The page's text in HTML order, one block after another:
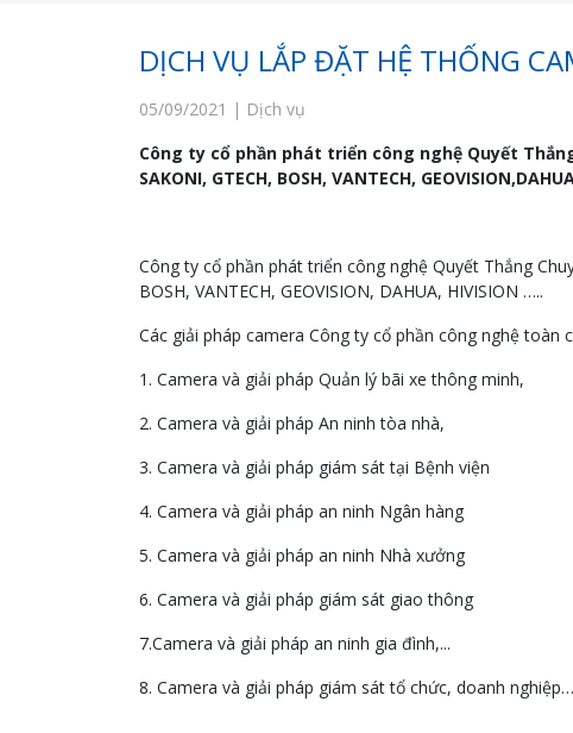
DỊCH VỤ LẮP ĐẶT HỆ THỐNG
05/09/2021 | Dịch vụ
Công ty cổ phần phát triển công nghệ Quyết
SAKONI, GTECH, BOSH, VANTECH,
Công ty cổ phần phát triển công nghệ Quyết Thắng
BOSH, VANTECH, GEOVISION, DAHUA, HIVISION …..
Các giải pháp camera Công ty cổ phần công nghệ toàn
1. Camera và giải pháp Quản lý bãi xe thông minh,
2. Camera và giải pháp An ninh tòa nhà,
3. Camera và giải pháp giám sát tại Bệnh viện
4. Camera và giải pháp an ninh Ngân hàng
5. Camera và giải pháp an ninh Nhà xưởng
6. Camera và giải pháp giám sát giao thông
7.Camera và giải pháp an ninh gia đình,...
8. Camera và giải pháp giám sát tổ chức, doanh